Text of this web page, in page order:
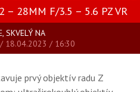
KÚPOU
– 28MM F/3.5 – 5.6 PZ VR
SKVELÝ NA
/ 18.04.2023 / 16:30
prvý objektív radu Z